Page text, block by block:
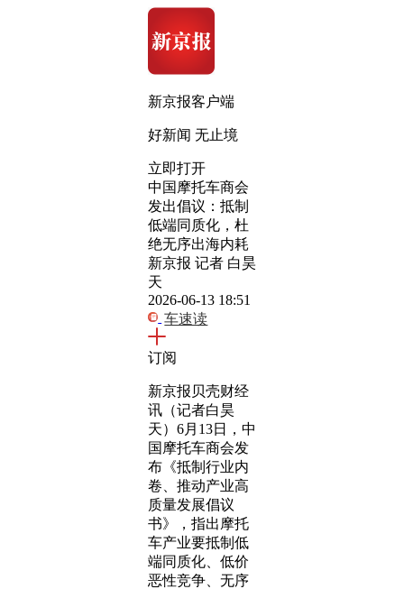
新京报客户端
好新闻 无止境
立即打开
中国摩托车商会
发出倡议：抵制
低端同质化，杜
绝无序出海内耗
新京报 记者 白昊
天
2026-06-13 18:51
车速读
订阅
新京报贝壳财经
讯（记者白昊
天）6月13日，中
国摩托车商会发
布《抵制行业内
卷、推动产业高
质量发展倡议
书》，指出摩托
车产业要抵制低
端同质化、低价
恶性竞争、无序